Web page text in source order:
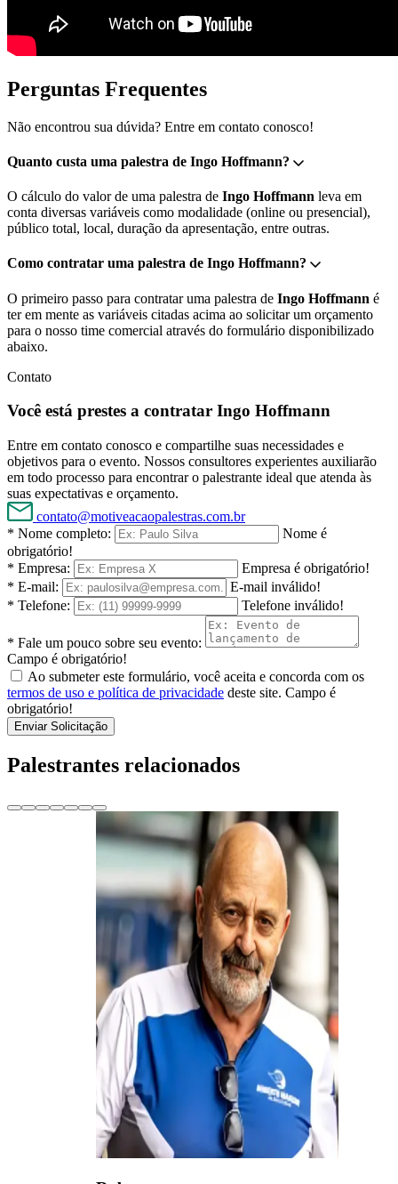
Perguntas Frequentes
Não encontrou sua dúvida? Entre em contato conosco!
Quanto custa uma palestra de Ingo Hoffmann?
O cálculo do valor de uma palestra de Ingo Hoffmann leva em
conta diversas variáveis como modalidade (online ou presencial),
público total, local, duração da apresentação, entre outras.
Como contratar uma palestra de Ingo Hoffmann?
O primeiro passo para contratar uma palestra de Ingo Hoffmann é
ter em mente as variáveis citadas acima ao solicitar um orçamento
para o nosso time comercial através do formulário disponibilizado
abaixo.
Contato
Você está prestes a contratar Ingo Hoffmann
Entre em contato conosco e compartilhe suas necessidades e
objetivos para o evento. Nossos consultores experientes auxiliarão
em todo processo para encontrar o palestrante ideal que atenda às
suas expectativas e orçamento.
contato@motiveacaopalestras.com.br
* Nome completo:
Nome é
obrigatório!
* Empresa:
Empresa é obrigatório!
* E-mail:
E-mail inválido!
* Telefone:
Telefone inválido!
* Fale um pouco sobre seu evento:
Campo é obrigatório!
Ao submeter este formulário, você aceita e concorda com os
termos de uso e política de privacidade deste site. Campo é
obrigatório!
Enviar Solicitação
Palestrantes relacionados